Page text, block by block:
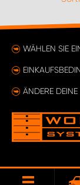
WÄHLEN SIE
ÄNDERE